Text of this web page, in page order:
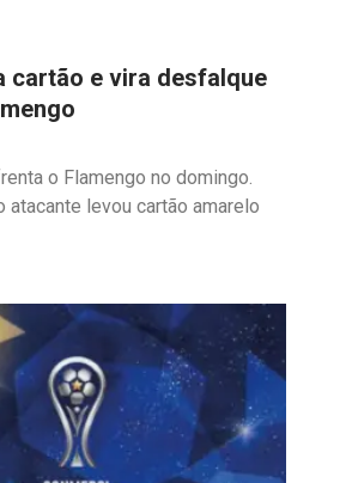
cartão e vira desfalque
o Flamengo no domingo.
atacante levou cartão amarelo